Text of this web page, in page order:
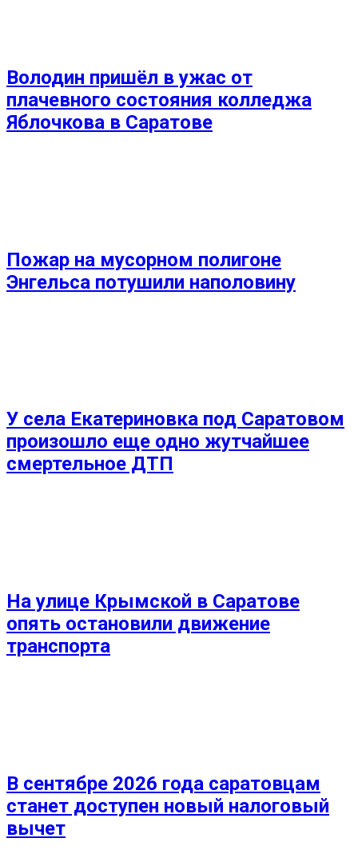
Володин пришёл в ужас от
плачевного состояния колледжа
Яблочкова в Саратове
Пожар на мусорном полигоне
Энгельса потушили наполовину
У села Екатериновка под Саратовом
произошло еще одно жутчайшее
смертельное ДТП
На улице Крымской в Саратове
опять остановили движение
транспорта
В сентябре 2026 года саратовцам
станет доступен новый налоговый
вычет